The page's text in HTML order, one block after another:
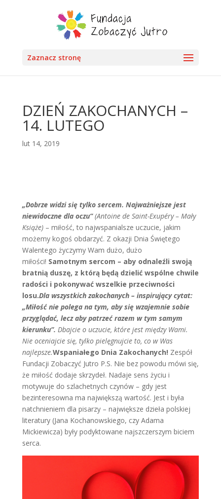
Zaznacz stronę
DZIEŃ ZAKOCHANYCH –
14. LUTEGO
lut 14, 2019
„Dobrze widzi się tylko sercem. Najważniejsze jest
niewidoczne dla oczu”(Antoine de Saint-Exupéry – Mały
Książe)– miłość, to najwspanialsze uczucie, jakim
możemy kogoś obdarzyć. Z okazji Dnia Świętego
Walentego życzymy Wam dużo, dużo
miłości! Samotnym sercom – aby odnaleźli swoją
bratnią duszę, z którą będą dzielić wspólne chwile
radości i pokonywać wszelkie przeciwności
losu.Dla wszystkich zakochanych – inspirujący cytat:
„Miłość nie polega na tym, aby się wzajemnie sobie
przyglądać, lecz aby patrzeć razem w tym samym
kierunku”. Dbajcie o uczucie, które jest między Wami.
Nie oceniajcie się, tylko pielęgnujcie to, co w Was
najlepsze.Wspaniałego Dnia Zakochanych! Zespół
Fundacji Zobaczyć Jutro P.S. Nie bez powodu mówi się,
że miłość dodaje skrzydeł. Nadaje sens życiu i
motywuje do szlachetnych czynów – gdy jest
bezinteresowna ma największą wartość. Jest i była
natchnieniem dla pisarzy – największe dzieła polskiej
literatury (Jana Kochanowskiego, czy Adama
Mickiewicza) były podyktowane najszczerszym biciem
serca.